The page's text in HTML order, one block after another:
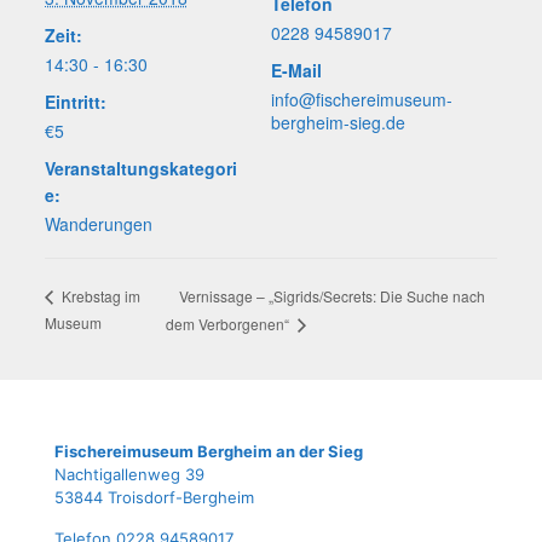
Zeit:
14:30 - 16:30
Eintritt:
€5
Veranstaltungskategori
e:
Wanderungen
0228 94589017
E-Mail
info@fischereimuseum-
bergheim-sieg.de
Krebs­tag im
Museum
Ver­nis­sa­ge – „Sigrids/Secrets: Die Suche nach
dem Verborgenen“
Fische­rei­mu­se­um Berg­heim an der Sieg
Nach­ti­gal­len­weg 39
53844 Troisdorf-Bergheim